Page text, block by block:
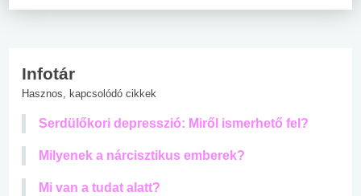
Infotár
Hasznos, kapcsolódó cikkek
Serdülőkori depresszió: Miről ismerhető fel?
Milyenek a nárcisztikus emberek?
Mi van a tudat alatt?